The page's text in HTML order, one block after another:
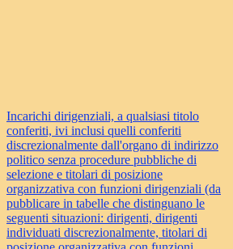
Incarichi dirigenziali, a qualsiasi titolo
conferiti, ivi inclusi quelli conferiti
discrezionalmente dall'organo di indirizzo
politico senza procedure pubbliche di
selezione e titolari di posizione
organizzativa con funzioni dirigenziali (da
pubblicare in tabelle che distinguano le
seguenti situazioni: dirigenti, dirigenti
individuati discrezionalmente, titolari di